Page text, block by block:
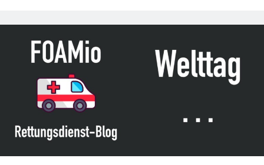
medical
for
interfacility
transfers“